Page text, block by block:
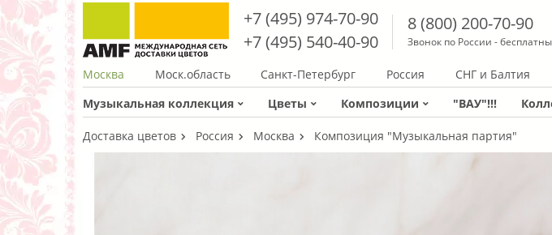
+7 (495) 974-70-90
+7 (495) 540-40-90
8 (800) 200-70-90
Звонок по России -
Москва Моск.область Санкт-Петербург Россия СНГ и Балтия
Музыкальная коллекция
Цветы Композиции "ВАУ"!!!
Доставка цветов Россия Москва Композиция "Музыкальная партия"